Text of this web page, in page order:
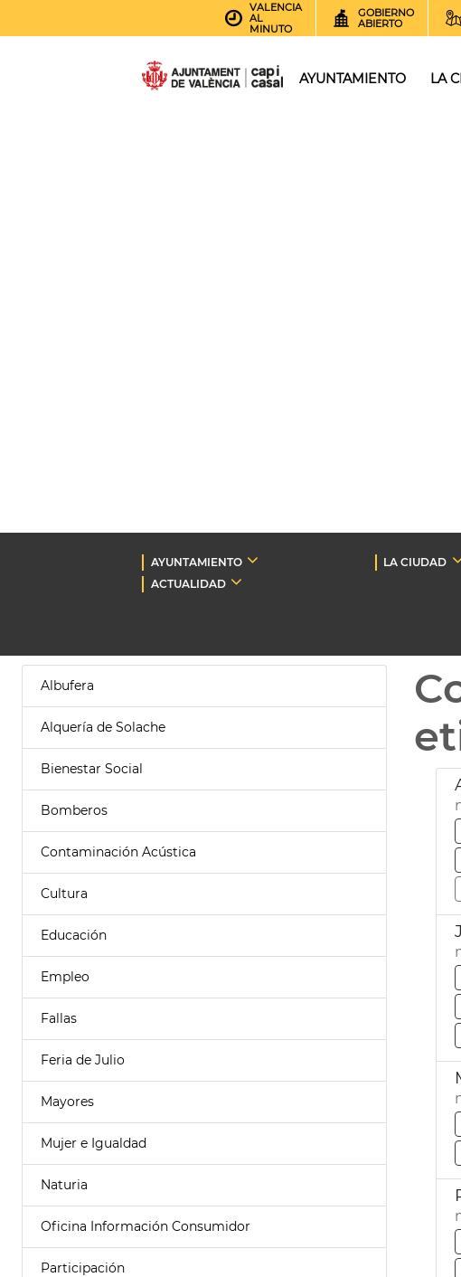
VALENCIA
AL
MINUTO
GOBIERNO
ABIERTO
AYUNTAMIENTO LA
AYUNTAMIENTO LA CIUDAD
ACTUALIDAD
Albufera
Alquería de Solache
Bienestar Social
Bomberos
Contaminación Acústica
Cultura
Educación
Empleo
Fallas
Feria de Julio
Mayores
Mujer e Igualdad
Naturia
Oficina Información Consumidor
Participación